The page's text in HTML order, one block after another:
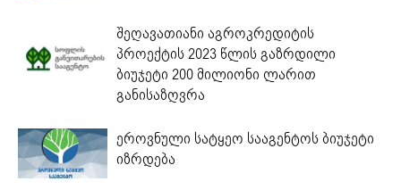
შეღავათიანი აგროკრედიტის
პროექტის 2023 წლის გაზრდილი
ბიუჯეტი 200 მილიონი ლარით
განისაზღვრა
ეროვნული სატყეო სააგენტოს ბიუჯეტი
იზრდება